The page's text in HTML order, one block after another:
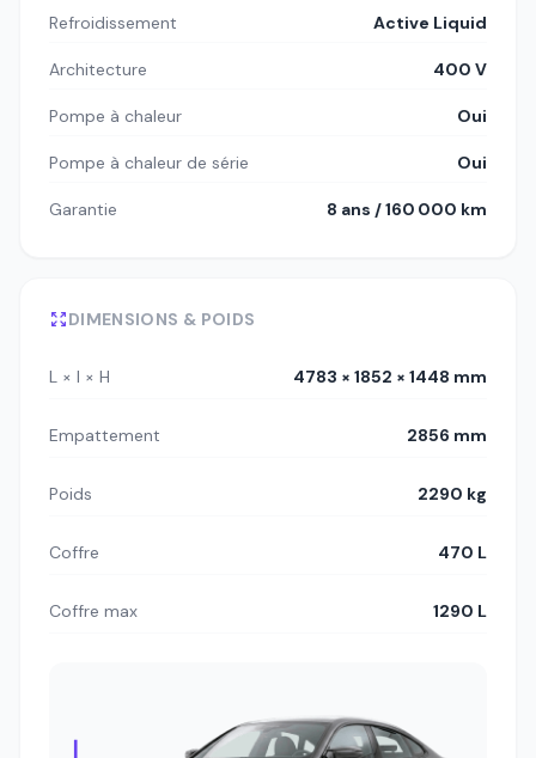
Refroidissement Active Liquid
Architecture 400 V
Pompe à chaleur Oui
Pompe à chaleur de série Oui
Garantie 8 ans / 160 000 km
DIMENSIONS & POIDS
L × l × H 4783 × 1852 × 1448 mm
Empattement 2856 mm
Poids 2290 kg
Coffre 470 L
Coffre max 1290 L